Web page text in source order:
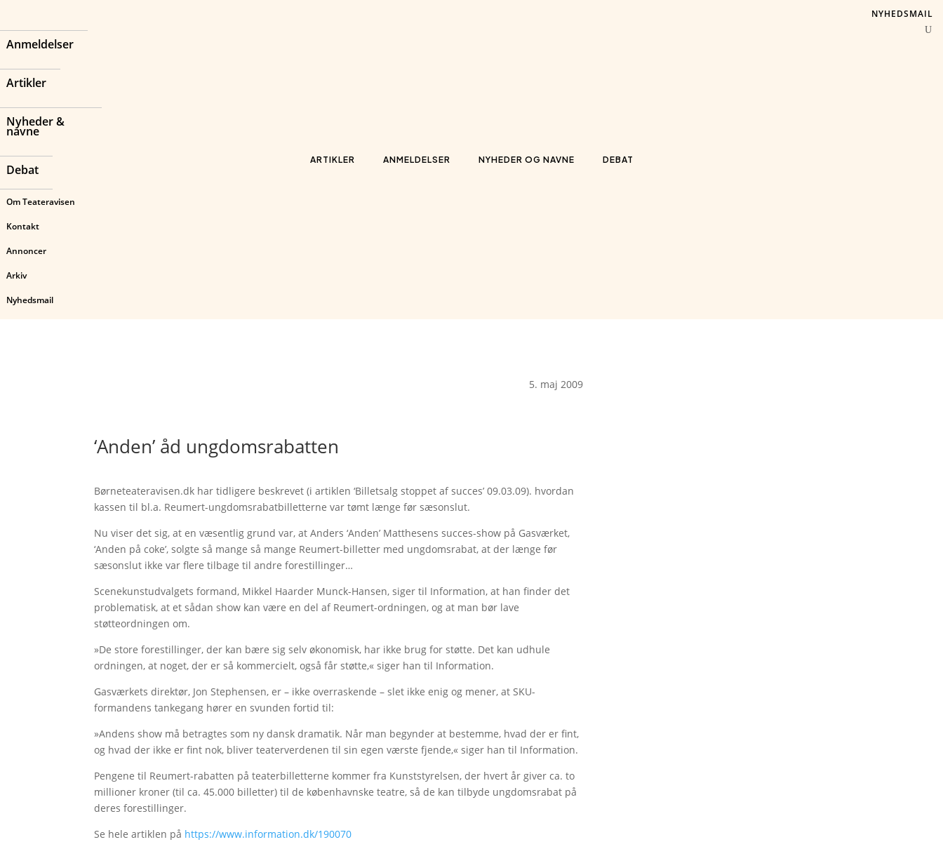
Anmeldelser
Artikler
Nyheder &
navne
Debat
Om Teateravisen
Kontakt
Annoncer
Arkiv
Nyhedsmail
ARTIKLER ANMELDELSER NYHEDER OG NAVNE DEBAT
NYHEDSMAIL
5. maj 2009
‘Anden’ åd ungdomsrabatten
Børneteateravisen.dk har tidligere beskrevet (i artiklen ‘Billetsalg stoppet af succes’ 09.03.09). hvordan
kassen til bl.a. Reumert-ungdomsrabatbilletterne var tømt længe før sæsonslut.
Nu viser det sig, at en væsentlig grund var, at Anders ‘Anden’ Matthesens succes-show på Gasværket,
‘Anden på coke’, solgte så mange så mange Reumert-billetter med ungdomsrabat, at der længe før
sæsonslut ikke var flere tilbage til andre forestillinger…
Scenekunstudvalgets formand, Mikkel Haarder Munck-Hansen, siger til Information, at han finder det
problematisk, at et sådan show kan være en del af Reumert-ordningen, og at man bør lave
støtteordningen om.
»De store forestillinger, der kan bære sig selv økonomisk, har ikke brug for støtte. Det kan udhule
ordningen, at noget, der er så kommercielt, også får støtte,« siger han til Information.
Gasværkets direktør, Jon Stephensen, er – ikke overraskende – slet ikke enig og mener, at SKU-
formandens tankegang hører en svunden fortid til:
»Andens show må betragtes som ny dansk dramatik. Når man begynder at bestemme, hvad der er fint,
og hvad der ikke er fint nok, bliver teaterverdenen til sin egen værste fjende,« siger han til Information.
Pengene til Reumert-rabatten på teaterbilletterne kommer fra Kunststyrelsen, der hvert år giver ca. to
millioner kroner (til ca. 45.000 billetter) til de københavnske teatre, så de kan tilbyde ungdomsrabat på
deres forestillinger.
Se hele artiklen på https://www.information.dk/190070